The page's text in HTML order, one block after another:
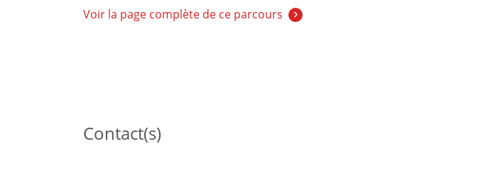
Voir la page complète de ce parcours
Contact(s)